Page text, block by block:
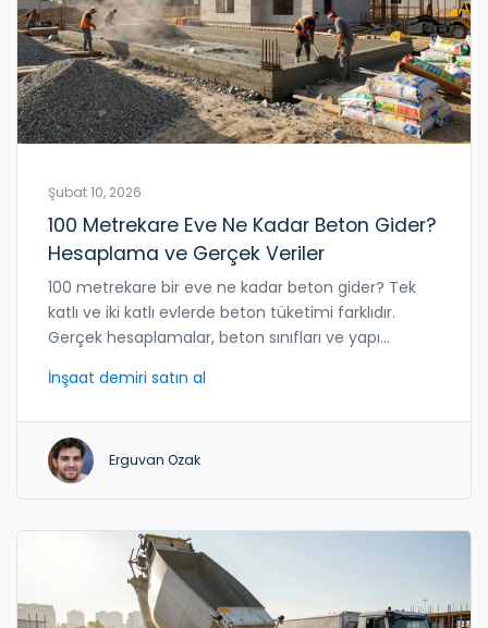
Şubat 10, 2026
100 Metrekare Eve Ne Kadar Beton Gider?
Hesaplama ve Gerçek Veriler
100 metrekare bir eve ne kadar beton gider? Tek
katlı ve iki katlı evlerde beton tüketimi farklıdır.
Gerçek hesaplamalar, beton sınıfları ve yapı
İnşaat demiri satın al
Erguvan Ozak